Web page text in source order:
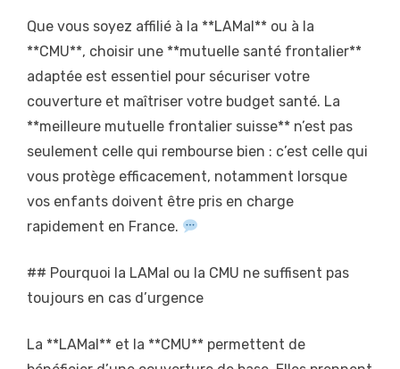
Que vous soyez affilié à la **LAMal** ou à la
**CMU**, choisir une **mutuelle santé frontalier**
adaptée est essentiel pour sécuriser votre
couverture et maîtriser votre budget santé. La
**meilleure mutuelle frontalier suisse** n’est pas
seulement celle qui rembourse bien : c’est celle qui
vous protège efficacement, notamment lorsque
vos enfants doivent être pris en charge
rapidement en France.
## Pourquoi la LAMal ou la CMU ne suffisent pas
toujours en cas d’urgence
La **LAMal** et la **CMU** permettent de